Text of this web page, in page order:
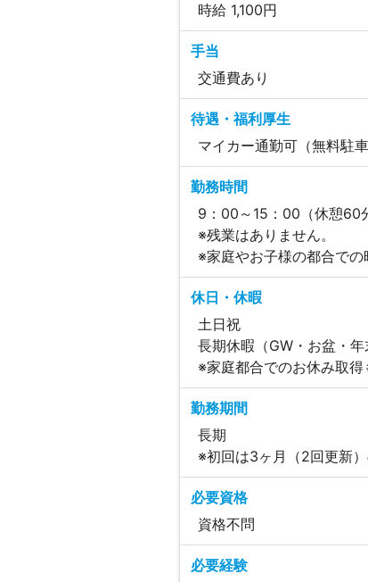
時給 1,100円
手当
交通費あり
待遇・福利厚生
マイカー通勤可（無料駐車
勤務時間
9：00～15：00（休憩60
※残業はありません。
※家庭やお子様の都合での
休日・休暇
土日祝
長期休暇（GW・お盆・年
※家庭都合でのお休み取得
勤務期間
長期
※初回は3ヶ月（2回更新
必要資格
資格不問
必要経験